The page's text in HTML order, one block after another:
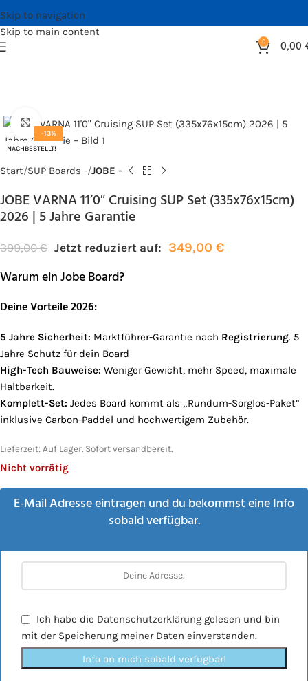
Skip to navigation
Skip to main content
0 0,00
-13%
NACHBESTELLT!
Bild vergrößern
Start SUP Boards - JOBE -
JOBE VARNA 11’0″ Cruising SUP Set (335x76x15cm)
2026 | 5 Jahre Garantie
399,00€ Jetzt reduziert auf: 349,00 €
Warum ein Jobe Board?
Deine Vorteile 2026:
5 Jahre Sicherheit: Marktführer-Garantie nach Registrierung. 5
Jahre Schutz für dein Board
High-Tech Bauweise: Weniger Gewicht, mehr Speed, maximale
Haltbarkeit.
Komplett-Set: Jedes Board kommt als „Rundum-Sorglos-Paket“
inklusive Carbon-Paddel und hochwertigem Zubehör.
Lieferzeit: Auf Lager. Sofort versandbereit.
Nicht vorrätig
E-Mail Adresse eintragen und du bekommst eine Info
sobald verfügbar.
Ich habe die Datenschutzerklärung gelesen und bin
mit der Speicherung meiner Daten einverstanden.
Info an mich sobald verfügbar!